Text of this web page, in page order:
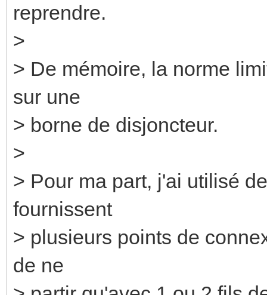
reprendre.
>
> De mémoire, la norme
sur une
> borne de disjoncteur.
>
> Pour ma part, j'ai utilisé
fournissent
> plusieurs points de
de ne